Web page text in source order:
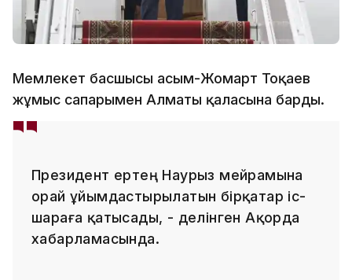
Мемлекет басшысы Қасым-Жомарт Тоқаев
жұмыс сапарымен Алматы қаласына барды.
Президент ертең Наурыз мейрамына
орай ұйымдастырылатын бірқатар іс-
шараға қатысады, - делінген Ақорда
хабарламасында.